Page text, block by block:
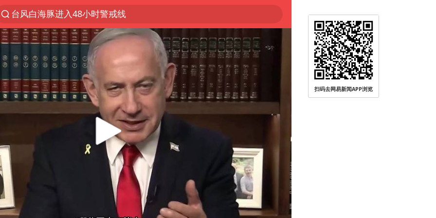
台风白海豚进入48小时警戒线
佛得角门将亮相智利俱乐部主场
中方回应是否在太平洋海底开采稀土
看守所辅警收受10万获刑1年
宇树科技发行价格150.80元/股
宇树科技王兴兴身家有望超200亿元
CIA被曝已秘密设立古巴工作组
泰国一女公务员妆容引争议 本人回应
U17国足1分钟轰2球
中国AI连续14周“霸榜”
中国养老床位“三连降”
扫码去网易新闻APP浏览